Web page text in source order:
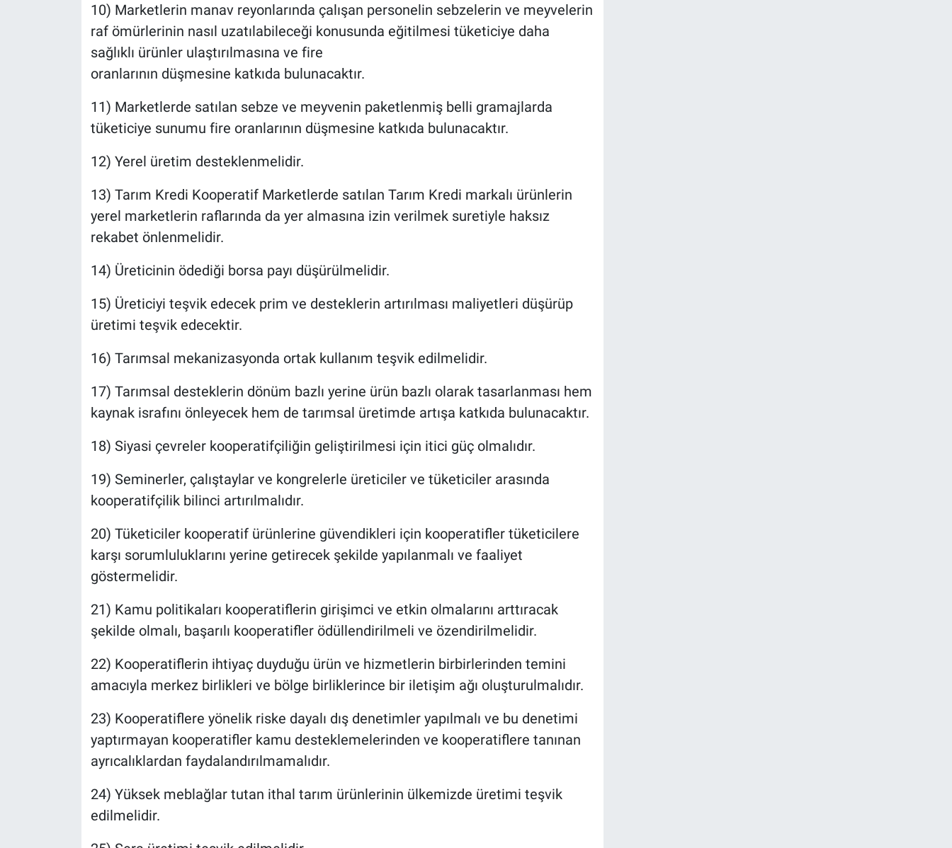
10) Marketlerin manav reyonlarında çalışan personelin sebzelerin ve meyvelerin
raf ömürlerinin nasıl uzatılabileceği konusunda eğitilmesi tüketiciye daha
sağlıklı ürünler ulaştırılmasına ve fire
oranlarının düşmesine katkıda bulunacaktır.
11) Marketlerde satılan sebze ve meyvenin paketlenmiş belli gramajlarda
tüketiciye sunumu fire oranlarının düşmesine katkıda bulunacaktır.
12) Yerel üretim desteklenmelidir.
13) Tarım Kredi Kooperatif Marketlerde satılan Tarım Kredi markalı ürünlerin
yerel marketlerin raflarında da yer almasına izin verilmek suretiyle haksız
rekabet önlenmelidir.
14) Üreticinin ödediği borsa payı düşürülmelidir.
15) Üreticiyi teşvik edecek prim ve desteklerin artırılması maliyetleri düşürüp
üretimi teşvik edecektir.
16) Tarımsal mekanizasyonda ortak kullanım teşvik edilmelidir.
17) Tarımsal desteklerin dönüm bazlı yerine ürün bazlı olarak tasarlanması hem
kaynak israfını önleyecek hem de tarımsal üretimde artışa katkıda bulunacaktır.
18) Siyasi çevreler kooperatifçiliğin geliştirilmesi için itici güç olmalıdır.
19) Seminerler, çalıştaylar ve kongrelerle üreticiler ve tüketiciler arasında
kooperatifçilik bilinci artırılmalıdır.
20) Tüketiciler kooperatif ürünlerine güvendikleri için kooperatifler tüketicilere
karşı sorumluluklarını yerine getirecek şekilde yapılanmalı ve faaliyet
göstermelidir.
21) Kamu politikaları kooperatiflerin girişimci ve etkin olmalarını arttıracak
şekilde olmalı, başarılı kooperatifler ödüllendirilmeli ve özendirilmelidir.
22) Kooperatiflerin ihtiyaç duyduğu ürün ve hizmetlerin birbirlerinden temini
amacıyla merkez birlikleri ve bölge birliklerince bir iletişim ağı oluşturulmalıdır.
23) Kooperatiflere yönelik riske dayalı dış denetimler yapılmalı ve bu denetimi
yaptırmayan kooperatifler kamu desteklemelerinden ve kooperatiflere tanınan
ayrıcalıklardan faydalandırılmamalıdır.
24) Yüksek meblağlar tutan ithal tarım ürünlerinin ülkemizde üretimi teşvik
edilmelidir.